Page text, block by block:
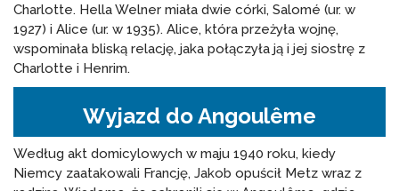
Charlotte. Hella Welner miała dwie córki, Salomé (ur. w
1927) i Alice (ur. w 1935). Alice, która przeżyła wojnę,
wspominała bliską relację, jaka połączyła ją i jej siostrę z
Charlotte i Henrim.
Wyjazd do Angoulême
Według akt domicylowych w maju 1940 roku, kiedy
Niemcy zaatakowali Francję, Jakob opuścił Metz wraz z